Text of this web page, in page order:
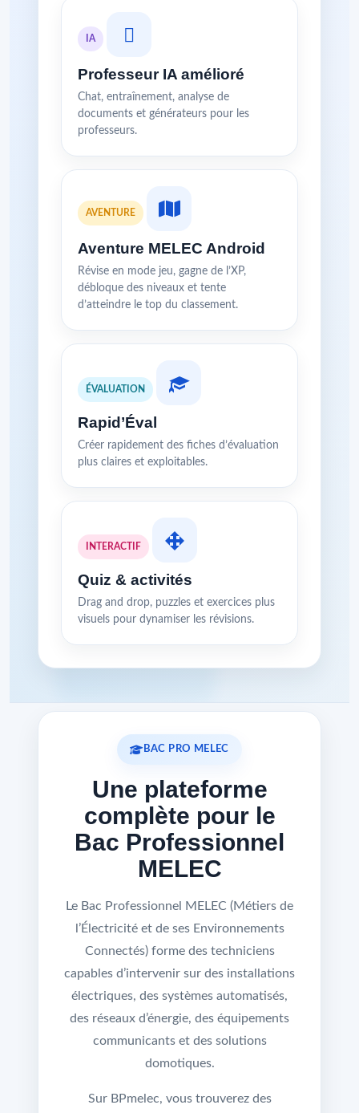
IA
Professeur IA amélioré
Chat, entraînement, analyse de
documents et générateurs pour les
professeurs.
AVENTURE
Aventure MELEC Android
Révise en mode jeu, gagne de l’XP,
débloque des niveaux et tente
d’atteindre le top du classement.
ÉVALUATION
Rapid’Éval
Créer rapidement des fiches d’évaluation
plus claires et exploitables.
INTERACTIF
Quiz & activités
Drag and drop, puzzles et exercices plus
visuels pour dynamiser les révisions.
BAC PRO MELEC
Une plateforme
complète pour le
Bac Professionnel
MELEC
Le Bac Professionnel MELEC (Métiers de
l’Électricité et de ses Environnements
Connectés) forme des techniciens
capables d’intervenir sur des installations
électriques, des systèmes automatisés,
des réseaux d’énergie, des équipements
communicants et des solutions
domotiques.
Sur BPmelec, vous trouverez des